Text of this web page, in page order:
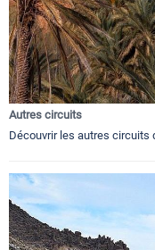
Autres circuits
Découvrir les autres circuits